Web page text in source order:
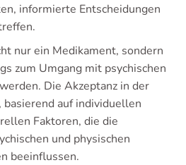
informierte Entscheidungen
nur ein Medikament, sondern
zum Umgang mit psychischen
Die Akzeptanz in der
auf individuellen
Faktoren, die die
und physischen
beeinflussen.